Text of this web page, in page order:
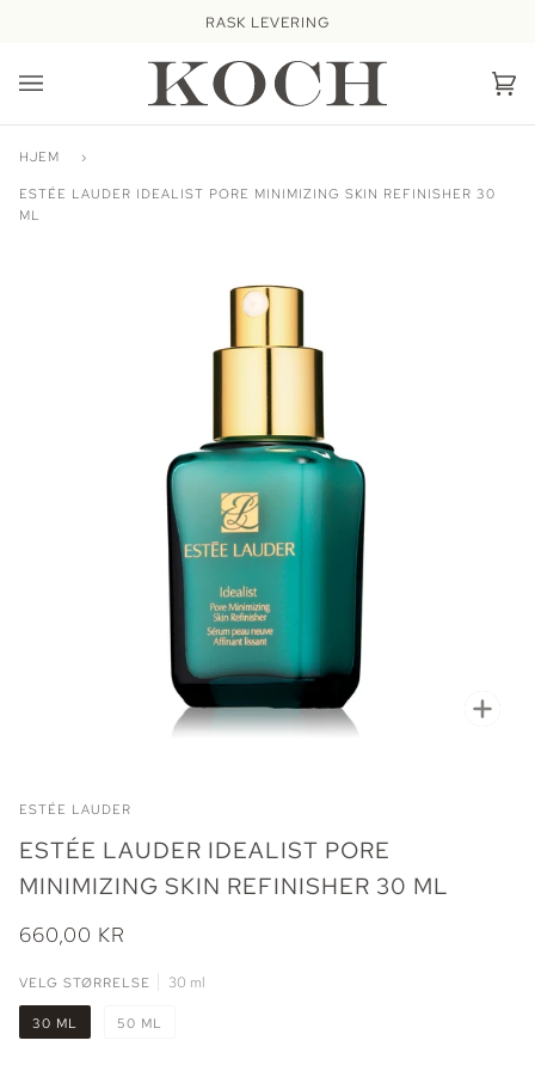
RASK LEVERING
HJEM ›
ESTÉE LAUDER IDEALIST PORE MINIMIZING SKIN REFINISHER 30
ML
ESTÉE LAUDER
ESTÉE LAUDER IDEALIST PORE
MINIMIZING SKIN REFINISHER 30 ML
660,00 KR
VELG STØRRELSE 30 ml
30 ML 50 ML